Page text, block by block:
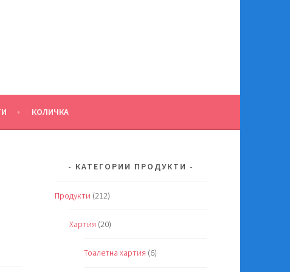
КОЛИЧКА
КАТЕГОРИИ ПРОДУКТИ
Продукти (212)
Хартия (20)
Тоалетна хартия (6)